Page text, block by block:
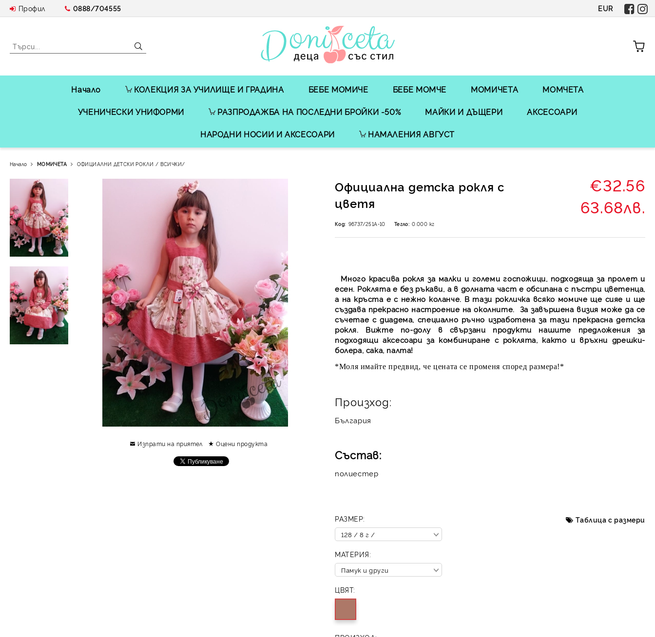
Профил 0888/704555 EUR
Начало КОЛЕКЦИЯ ЗА УЧИЛИЩЕ И ГРАДИНА БЕБЕ МОМИЧЕ БЕБЕ МОМЧЕ МОМИЧЕТА МОМЧЕТА
УЧЕНИЧЕСКИ УНИФОРМИ РАЗПРОДАЖБА НА ПОСЛЕДНИ БРОЙКИ -50% МАЙКИ И ДЪЩЕРИ АКСЕСОАРИ
НАРОДНИ НОСИИ И АКСЕСОАРИ НАМАЛЕНИЯ АВГУСТ
Начало МОМИЧЕТА ОФИЦИАЛНИ ДЕТСКИ РОКЛИ / ВСИЧКИ/
Официална детска рокля с
цветя
€32.56
63.68лв.
Код: 96737/251А-10 Тегло: 0.000 кг
Много крaсива рокля за малки и големи госпожици, подходяща за пролет и
есен. Роклята е без ръкави, а в долната част е обсипана с пъстри цветенца,
а на кръста е с нежно коланче. В тази рокличка всяко момиче ще сияе и ще
създава прекрасно настроение на околните. За завършена визия може да се
съчетае с диадема, специално ръчно изработена за тази прекрасна детска
рокля. Вижте по-долу в свързани продукти нашите предложения за
подходящи аксесоари за комбиниране с роклята, както и връхни дрешки-
болера, сака, палта!
*Моля имайте предвид, че цената се променя според размера!*
Произход:
България
Състав:
полиестер
РАЗМЕР: Таблица с размери
МАТЕРИЯ:
ЦВЯТ:
Изпрати на приятел Оцени продукта